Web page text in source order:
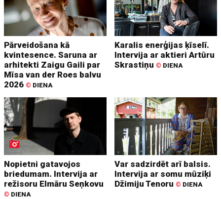
Pārveidošana kā
kvintesence. Saruna ar
arhitekti Zaigu Gaili par
Mīsa van der Roes balvu
2026 © DIENA
Karalis enerģijas ķīselī.
Intervija ar aktieri Artūru
Skrastiņu © DIENA
Nopietni gatavojos
briedumam. Intervija ar
režisoru Elmāru Seņkovu
© DIENA
Var sadzirdēt arī balsis.
Intervija ar somu mūziķi
Džimiju Tenoru © DIENA